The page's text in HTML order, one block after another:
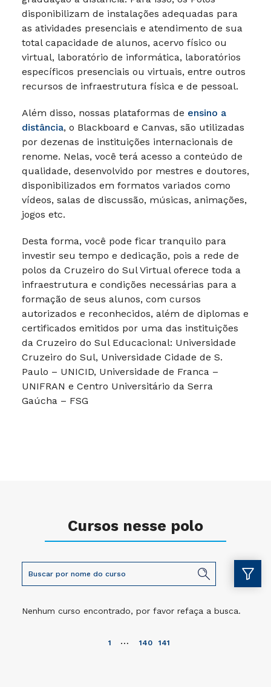
disponibilizam de instalações adequadas para
as atividades presenciais e atendimento de sua
total capacidade de alunos, acervo físico ou
virtual, laboratório de informática, laboratórios
específicos presenciais ou virtuais, entre outros
recursos de infraestrutura física e de pessoal.
Além disso, nossas plataformas de ensino a
distância, o Blackboard e Canvas, são utilizadas
por dezenas de instituições internacionais de
renome. Nelas, você terá acesso a conteúdo de
qualidade, desenvolvido por mestres e doutores,
disponibilizados em formatos variados como
vídeos, salas de discussão, músicas, animações,
jogos etc.
Desta forma, você pode ficar tranquilo para
investir seu tempo e dedicação, pois a rede de
polos da Cruzeiro do Sul Virtual oferece toda a
infraestrutura e condições necessárias para a
formação de seus alunos, com cursos
autorizados e reconhecidos, além de diplomas e
certificados emitidos por uma das instituições
da Cruzeiro do Sul Educacional: Universidade
Cruzeiro do Sul, Universidade Cidade de S.
Paulo – UNICID, Universidade de Franca –
UNIFRAN e Centro Universitário da Serra
Gaúcha – FSG
Cursos nesse polo
Nenhum curso encontrado, por favor refaça a busca.
1 … 140 141